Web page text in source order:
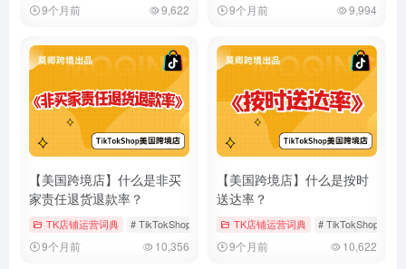
9个月前 9,622 9个月前 9,994
【美国跨境店】什么是非买
家责任退货退款率？
TK店铺运营词典 # TikTokShop # 店铺运营 # 美国跨境店
9个月前 10,356
【美国跨境店】什么是按时
送达率？
TK店铺运营词典 # TikTokShop
9个月前 10,622